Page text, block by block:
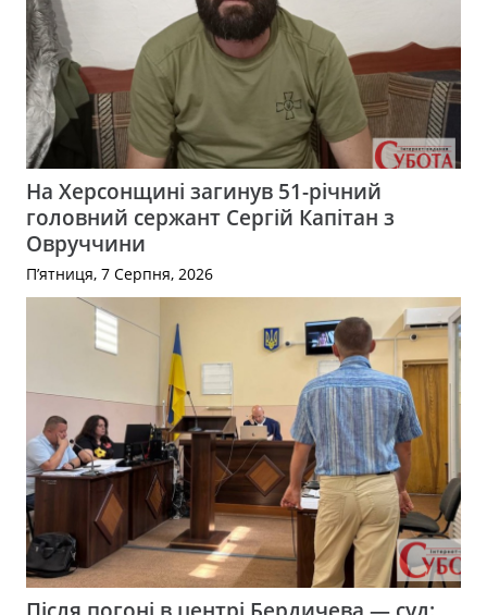
На Херсонщині загинув 51-річний
головний сержант Сергій Капітан з
Овруччини
П’ятниця, 7 Серпня, 2026